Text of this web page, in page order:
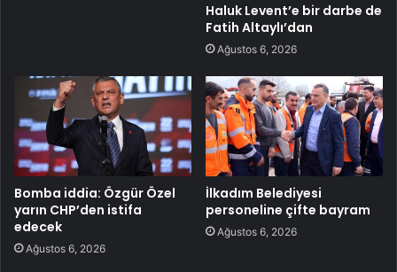
Haluk Levent’e bir darbe de
Fatih Altaylı’dan
Ağustos 6, 2026
Bomba iddia: Özgür Özel
yarın CHP’den istifa
edecek
Ağustos 6, 2026
İlkadım Belediyesi
personeline çifte bayram
Ağustos 6, 2026